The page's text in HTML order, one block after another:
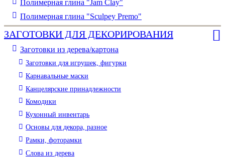
Полимерная глина "Jam Clay"
Полимерная глина "Sculpey Premo"
ЗАГОТОВКИ ДЛЯ ДЕКОРИРОВАНИЯ
Заготовки из дерева/картона
Заготовки для игрушек, фигурки
Карнавальные маски
Канцелярские принадлежности
Комодики
Кухонный инвентарь
Основы для декора, разное
Рамки, фоторамки
Слова из дерева